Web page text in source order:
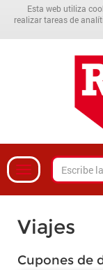
Esta web utiliza
realizar tareas de
Viajes
Cupones de